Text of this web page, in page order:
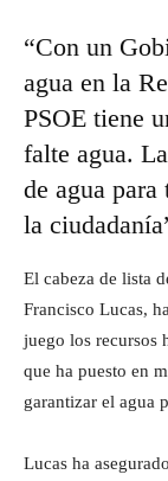
“Con un
agua en la
PSOE tiene
falte agua.
de agua para
la
El cabeza de lista
Francisco Lucas,
juego los recursos
que ha puesto en
garantizar el agua
Lucas ha